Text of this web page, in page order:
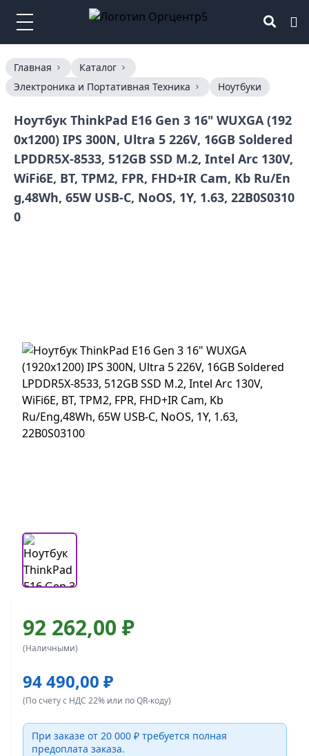
Главная
Каталог
Электроника и Портативная Техника
Ноутбуки
Ноутбук ThinkPad E16 Gen 3 16" WUXGA (192
0x1200) IPS 300N, Ultra 5 226V, 16GB Soldered
LPDDR5X-8533, 512GB SSD M.2, Intel Arc 130V,
WiFi6E, BT, TPM2, FPR, FHD+IR Cam, Kb Ru/En
g,48Wh, 65W USB-C, NoOS, 1Y, 1.63, 22B0S0310
0
92 262,00 ₽
(Наличными)
94 490,00 ₽
(По счету с НДС 22% или по QR-коду)
При заказе от 20 000 ₽ требуется полная
предоплата заказа.